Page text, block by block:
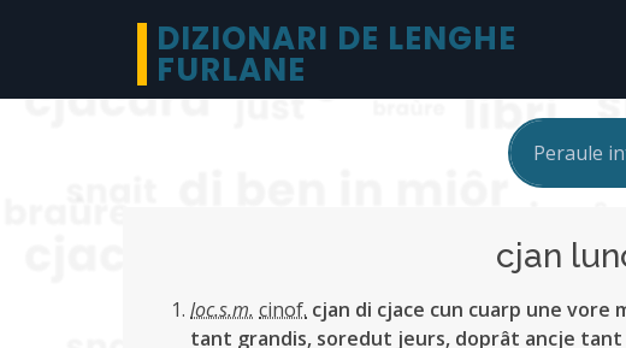
DIZIONARI DE LENGHE
FURLANE
cjan
loc.s.m. cinof. cjan di cjace cun cuarp une vore
tant grandis, soredut jeurs, doprât ancje